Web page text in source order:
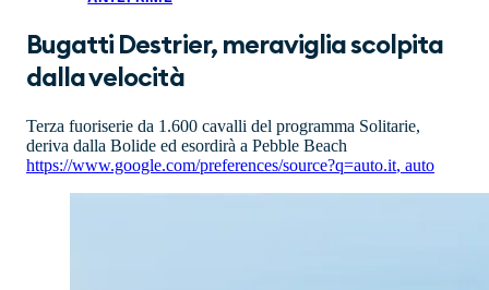
Bugatti Destrier, meraviglia scolpita
dalla velocità
Terza fuoriserie da 1.600 cavalli del programma Solitarie,
deriva dalla Bolide ed esordirà a Pebble Beach
https://www.google.com/preferences/source?q=auto.it, auto